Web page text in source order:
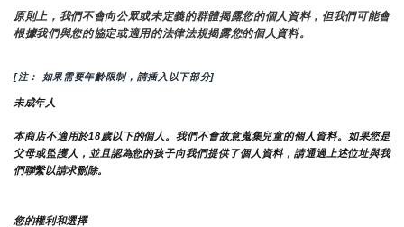
原則上，我們不會向公眾或未定義的群體揭露您的個人資料，但我們可能會
根據我們與您的協定或適用的法律法規揭露您的個人資料。
[注： 如果需要年齡限制，請插入以下部分]
未成年人
本商店不適用於18歲以下的個人。我們不會故意蒐集兒童的個人資料。如果您是
父母或監護人，並且認為您的孩子向我們提供了個人資料，請通過上述位址與我
們聯繫以請求刪除。
您的權利和選擇